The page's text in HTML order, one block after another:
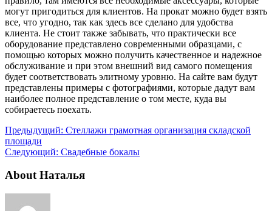
могут пригодиться для клиентов. На прокат можно будет взять
все, что угодно, так как здесь все сделано для удобства
клиента. Не стоит также забывать, что практически все
оборудование представлено современными образцами, с
помощью которых можно получить качественное и надежное
обслуживание и при этом внешний вид самого помещения
будет соответствовать элитному уровню. На сайте вам будут
представлены примеры с фотографиями, которые дадут вам
наиболее полное представление о том месте, куда вы
собираетесь поехать.
Предыдущий: Стеллажи грамотная организация складской
площади
Следующий: Свадебные бокалы
About Наталья